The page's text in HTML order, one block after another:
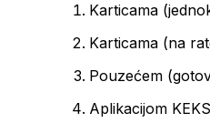
Karticama
Karticama (na
Pouzećem
Aplikacijom